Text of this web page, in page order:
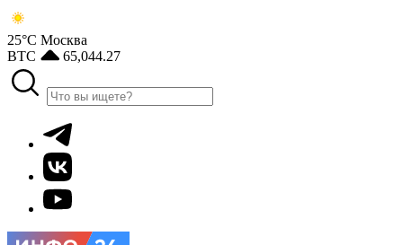
25°С Москва
BTC
65,044.27